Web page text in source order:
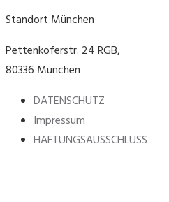
Standort München
Pettenkoferstr. 24 RGB,
80336 München
DATENSCHUTZ
Impressum
HAFTUNGSAUSSCHLUSS